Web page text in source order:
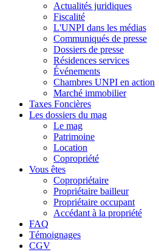
Actualités juridiques
Fiscalité
L'UNPI dans les médias
Communiqués de presse
Dossiers de presse
Résidences services
Événements
Chambres UNPI en action
Marché immobilier
Taxes Foncières
Les dossiers du mag
Le mag
Patrimoine
Location
Copropriété
Vous êtes
Copropriétaire
Propriétaire bailleur
Propriétaire occupant
Accédant à la propriété
FAQ
Témoignages
CGV